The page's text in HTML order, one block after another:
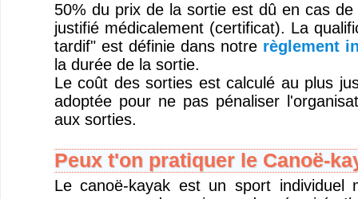
50% du prix de la sortie est dû en cas
justifié médicalement (certificat). La
tardif" est définie dans notre règlement
la durée de la sortie.
Le coût des sorties est calculé au plus
adoptée pour ne pas pénaliser
aux sorties.
Peux t'on pratiquer le Canoë-
Le canoë-kayak est un sport individuel